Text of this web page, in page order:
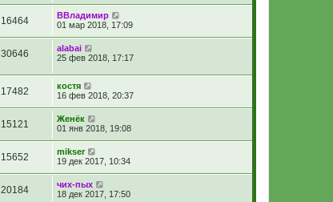
16464
ВВладимир
01 мар 2018, 17:09
30646
alabai
25 фев 2018, 17:17
17482
костя
16 фев 2018, 20:37
15121
Женёк
01 янв 2018, 19:08
15652
mikser
19 дек 2017, 10:34
20184
чих-пых
18 дек 2017, 17:50